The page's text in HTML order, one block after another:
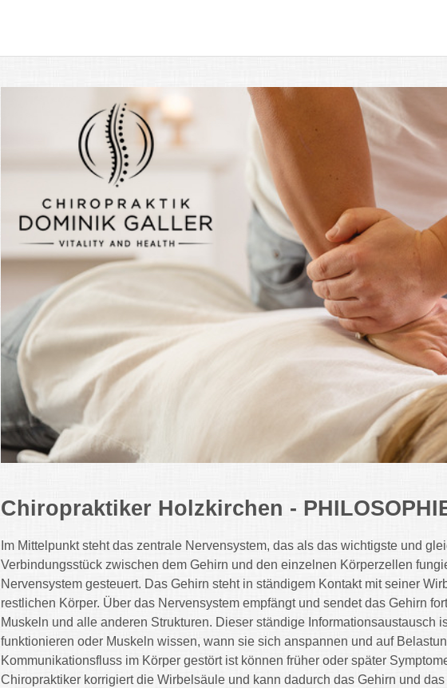
Chiropraktiker Holzkirchen -
Im Mittelpunkt steht das zentrale Nervensystem, das als das wichtigste und
Verbindungsstück zwischen dem Gehirn und den einzelnen Körperzellen
Nervensystem gesteuert. Das Gehirn steht in ständigem Kontakt mit seiner
restlichen Körper. Über das Nervensystem empfängt und sendet das Gehirn
Muskeln und alle anderen Strukturen. Dieser ständige Informationsaustausch
funktionieren oder Muskeln wissen, wann sie sich anspannen und auf
Kommunikationsfluss im Körper gestört ist können früher oder später
Chiropraktiker korrigiert die Wirbelsäule und kann dadurch das Gehirn und